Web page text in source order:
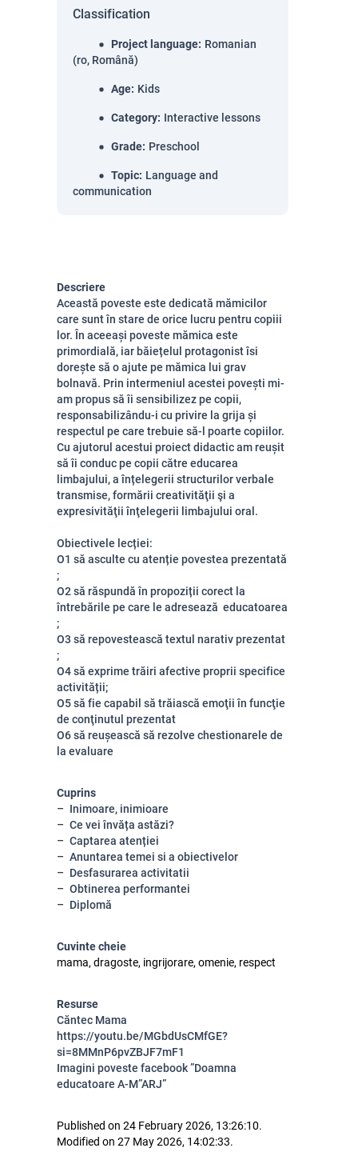
Classification
Project language: Romanian
(ro, Română)
Age: Kids
Category: Interactive lessons
Grade: Preschool
Topic: Language and
communication
Descriere
Această poveste este dedicată mămicilor
care sunt în stare de orice lucru pentru copiii
lor. În aceeași poveste mămica este
primordială, iar băiețelul protagonist îsi
dorește să o ajute pe mămica lui grav
bolnavă. Prin intermeniul acestei povești mi-
am propus să îi sensibilizez pe copii,
responsabilizându-i cu privire la grija și
respectul pe care trebuie să-l poarte copiilor.
Cu ajutorul acestui proiect didactic am reușit
să îi conduc pe copii către educarea
limbajului, a înțelegerii structurilor verbale
transmise, formării creativităţii şi a
expresivităţii înţelegerii limbajului oral.
Obiectivele lecției:
O1 să asculte cu atenție povestea prezentată
;
O2 să răspundă în propoziții corect la
întrebările pe care le adresează educatoarea
;
O3 să repovestească textul narativ prezentat
;
O4 să exprime trăiri afective proprii specifice
activității;
O5să fie capabil să trăiască emoţii în funcţie
de conţinutul prezentat
O6 să reușească să rezolve chestionarele de
la evaluare
Cuprins
Inimoare, inimioare
Ce vei învăța astăzi?
Captarea atenției
Anuntarea temei si a obiectivelor
Desfasurarea activitatii
Obtinerea performantei
Diplomă
Cuvinte cheie
mama, dragoste, ingrijorare, omenie, respect
Resurse
Căntec Mama
https://youtu.be/MGbdUsCMfGE?
si=8MMnP6pvZBJF7mF1
Imagini poveste facebook ”Doamna
educatoare A-M”ARJ”
Published on 24 February 2026, 13:26:10.
Modified on 27 May 2026, 14:02:33.